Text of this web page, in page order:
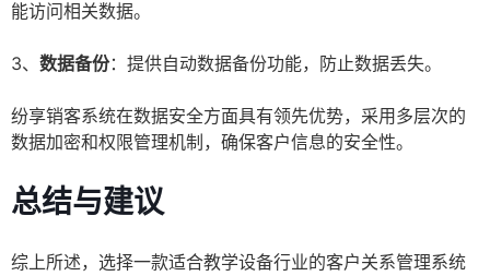
能访问相关数据。
3、 数据备份：提供自动数据备份功能，防止数据丢失。
纷享销客系统在数据安全方面具有领先优势，采用多层次的
数据加密和权限管理机制，确保客户信息的安全性。
总结与建议
综上所述，选择一款适合教学设备行业的客户关系管理系统